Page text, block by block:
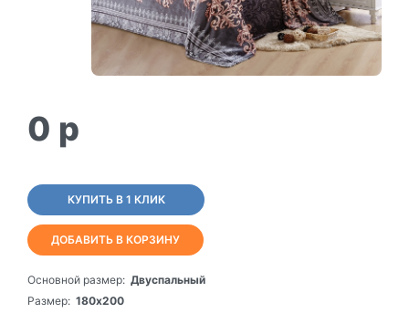
0 p
КУПИТЬ В 1 КЛИК
ДОБАВИТЬ В КОРЗИНУ
Основной размер: Двуспальный
Размер: 180х200